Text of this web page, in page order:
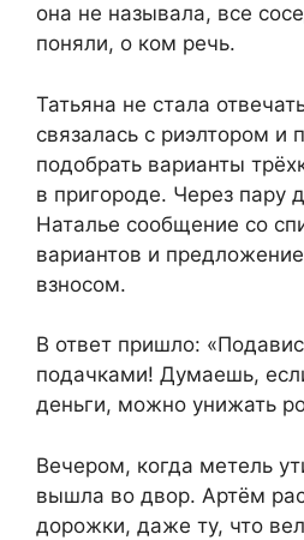
она не называла, все
поняли, о ком речь.
Татьяна не стала
связалась с риэлтором и
подобрать варианты
в пригороде. Через пару
Наталье сообщение со
вариантов и
взносом.
В ответ пришло:
подачками! Думаешь,
деньги, можно унижать
Вечером, когда метель
вышла во двор. Артём
дорожки, даже ту, что